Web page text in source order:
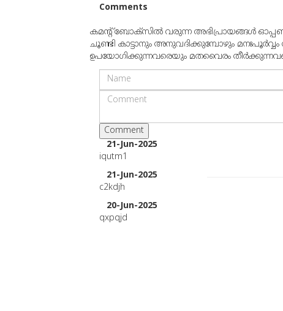
Comments
കമന്റ് ബോക്‌സില്‍ വരുന്ന അഭിപ്രായങ്ങള്‍
ചൂണ്ടി കാട്ടാനും അനുവദിക്കുമ്പോഴും
ഉപയോഗിക്കുന്നവരെയും മതവൈരം
21-Jun-2025
iqutm1
21-Jun-2025
c2kdjh
20-Jun-2025
qxpqjd